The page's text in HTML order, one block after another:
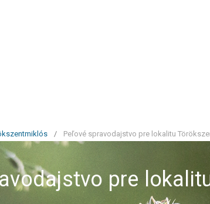
/ Peľové spravodajstvo pre lokalitu
pre